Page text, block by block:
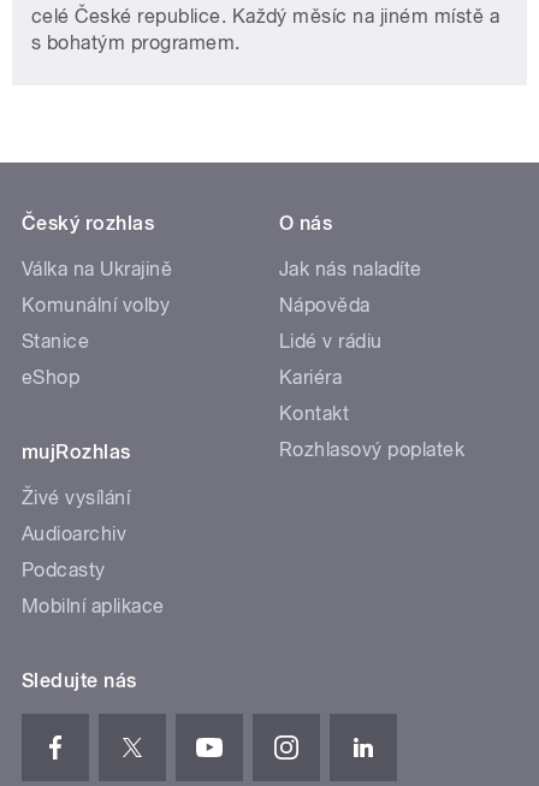
celé České republice. Každý měsíc na jiném místě a
s bohatým programem.
Český rozhlas
Válka na Ukrajině
Komunální volby
Stanice
eShop
mujRozhlas
Živé vysílání
Audioarchiv
Podcasty
Mobilní aplikace
O nás
Jak nás naladíte
Nápověda
Lidé v rádiu
Kariéra
Kontakt
Rozhlasový poplatek
Sledujte nás